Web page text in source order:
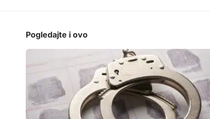
Pogledajte i ovo